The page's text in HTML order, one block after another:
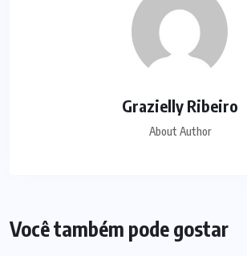
Grazielly Ribeiro
About Author
Você também pode gostar